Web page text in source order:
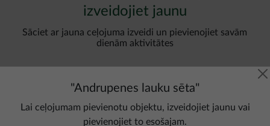
izveidojiet jaunu
Sāciet ar jauna ceļojuma izveidi un pievienojiet savām
dienām aktivitātes
Pievienot jaunu maršrutu
"Andrupenes lauku sēta"
Lai ceļojumam pievienotu objektu, izveidojiet jaunu vai
pievienojiet to esošajam.